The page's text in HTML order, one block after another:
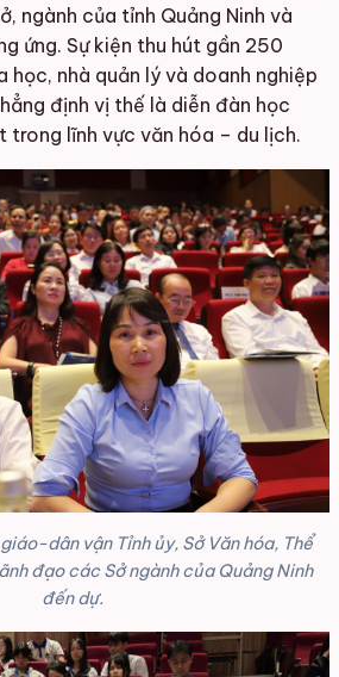
ngành của tỉnh Quảng Ninh và
ứng. Sự kiện thu hút gần 250
học, nhà quản lý và doanh nghiệp
định vị thế là diễn đàn học
trong lĩnh vực văn hóa – du lịch.
dân vận Tỉnh ủy, Sở Văn hóa, Thể
đạo các Sở ngành của Quảng Ninh
đến dự.